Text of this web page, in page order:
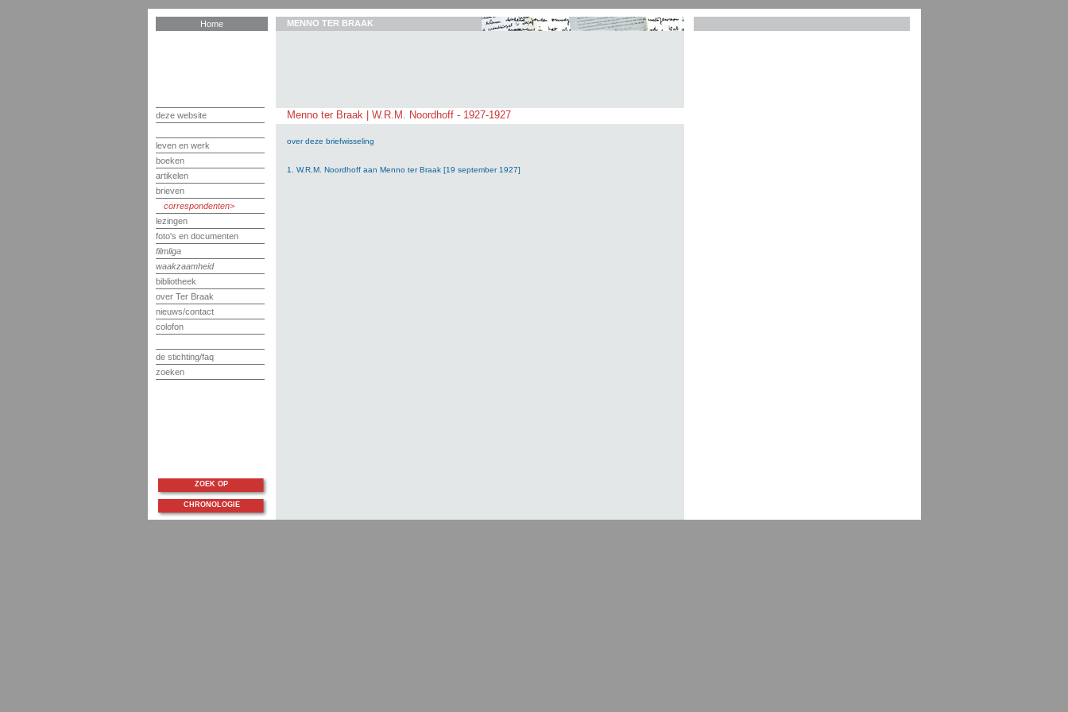
Home
deze website
leven en werk
boeken
artikelen
brieven
correspondenten
lezingen
foto's en documenten
filmliga
waakzaamheid
bibliotheek
over Ter Braak
nieuws/contact
colofon
de stichting/faq
zoeken
MENNO TER BRAAK
Menno ter Braak | W.R.M. Noordhoff - 1927-1927
over deze briefwisseling
1. W.R.M. Noordhoff aan Menno ter Braak [19 september 1927]
ZOEK OP
CHRONOLOGIE